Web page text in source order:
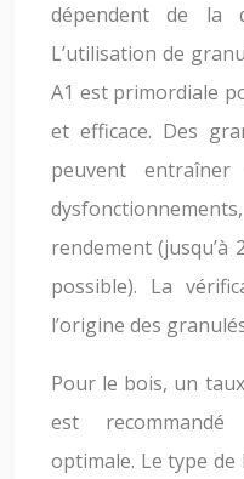
dépendent de la
L’utilisation de
A1 est primordiale
et efficace. Des
peuvent entraîner
rendement (jusqu’à
possible). La
l’origine des
Pour le bois, un
est
optimale. Le type